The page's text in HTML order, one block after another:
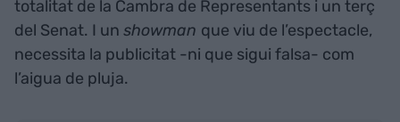
totalitat de la Cambra de Representants i un terç
del Senat. I un showman que viu de l’espectacle,
necessita la publicitat -ni que sigui falsa- com
l’aigua de pluja.